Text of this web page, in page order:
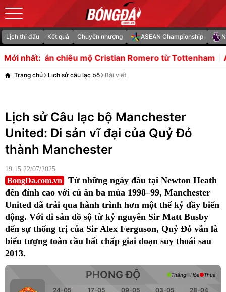
Lịch thi đấu Kết quả Chuyển nhượng ASEAN Championship
Mới nhất:
chiêu mộ Cristian Romero từ Tottenham Argentina
Trang chủ Lịch sử câu lạc bộ Bài viết
Lịch sử Câu lạc bộ Manchester
United: Di sản vĩ đại của Quỷ Đỏ
thành Manchester
19:15 22/07/2025
BongDa.com.vn
Từ những ngày đầu tại Newton Heath
đến đỉnh cao với cú ăn ba mùa 1998–99, Manchester
United đã trải qua hành trình hơn một thế kỷ đầy biến
động. Với di sản đồ sộ từ kỷ nguyên Sir Matt Busby
đến sự thống trị của Sir Alex Ferguson, Quỷ Đỏ vẫn là
biểu tượng toàn cầu bất chấp giai đoạn suy thoái sau
2013.
PHONG ĐỘ
24-05 17-05 09-05 03-05 28-04
Thắng Hòa Thua